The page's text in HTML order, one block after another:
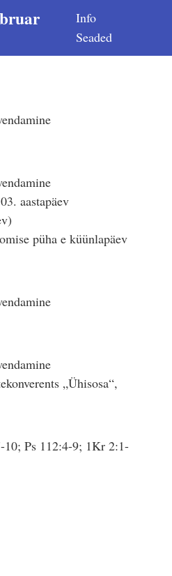
Info
Seaded
aastapäev
püha e küünlapäev
„Ühisosa“,
Ps 112:4-9; 1Kr 2:1-